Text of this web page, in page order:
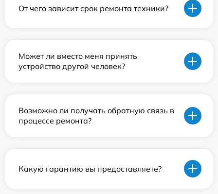
От чего зависит срок ремонта техники?
Может ли вместо меня принять
устройство другой человек?
Возможно ли получать обратную связь в
процессе ремонта?
Какую гарантию вы предоставляете?